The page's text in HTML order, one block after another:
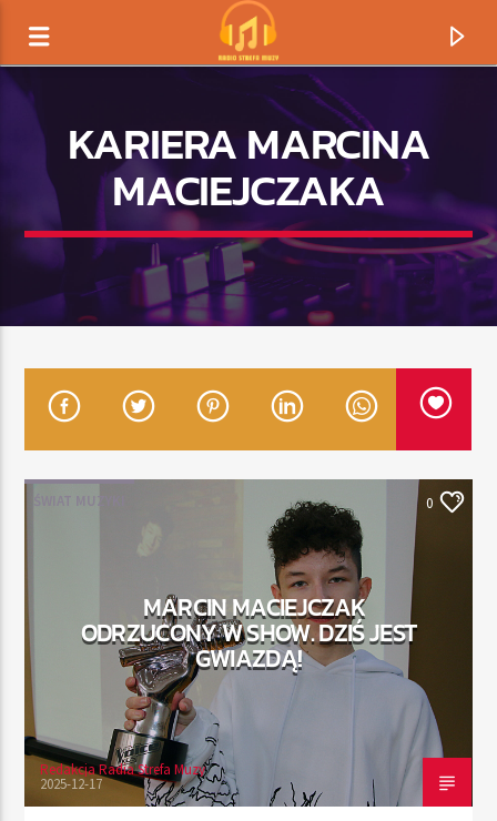
TERAZ GRAMY
TYTUŁ
ARTYSTA
RADIO STREFA MUZY
00:00 10:00
Radio Strefa Muzy
KARIERA MARCINA
MACIEJCZAKA
ŚWIAT MUZYKI 0
MARCIN MACIEJCZAK
ODRZUCONY W SHOW. DZIŚ JEST
GWIAZDĄ!
Redakcja Radia Strefa Muzy
2025-12-17